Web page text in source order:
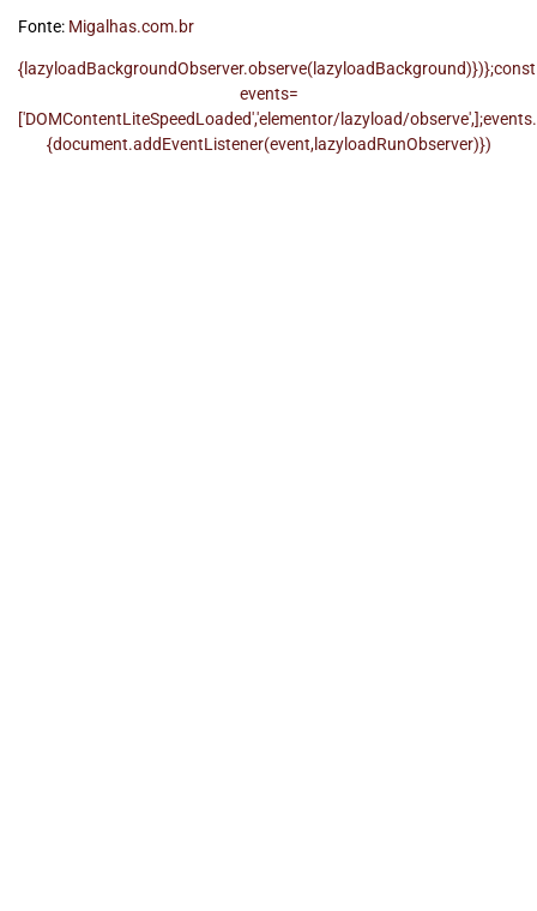
Fonte: Migalhas.com.br
{lazyloadBackgroundObserver.observe(lazyloadBackground)})};const
events=
['DOMContentLiteSpeedLoaded','elementor/lazyload/
{document.addEventListener(event,lazyloadRunObserver)})